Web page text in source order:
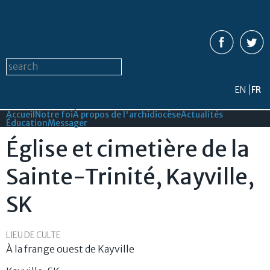
Formulaire de recherche
Search this site
EN FR
AccueilNotre foiÀ propos de l'archidiocèseActualités
ÉducationMessager
Église et cimetière de la
Sainte-Trinité, Kayville,
SK
LIEU DE CULTE
À la frange ouest de Kayville